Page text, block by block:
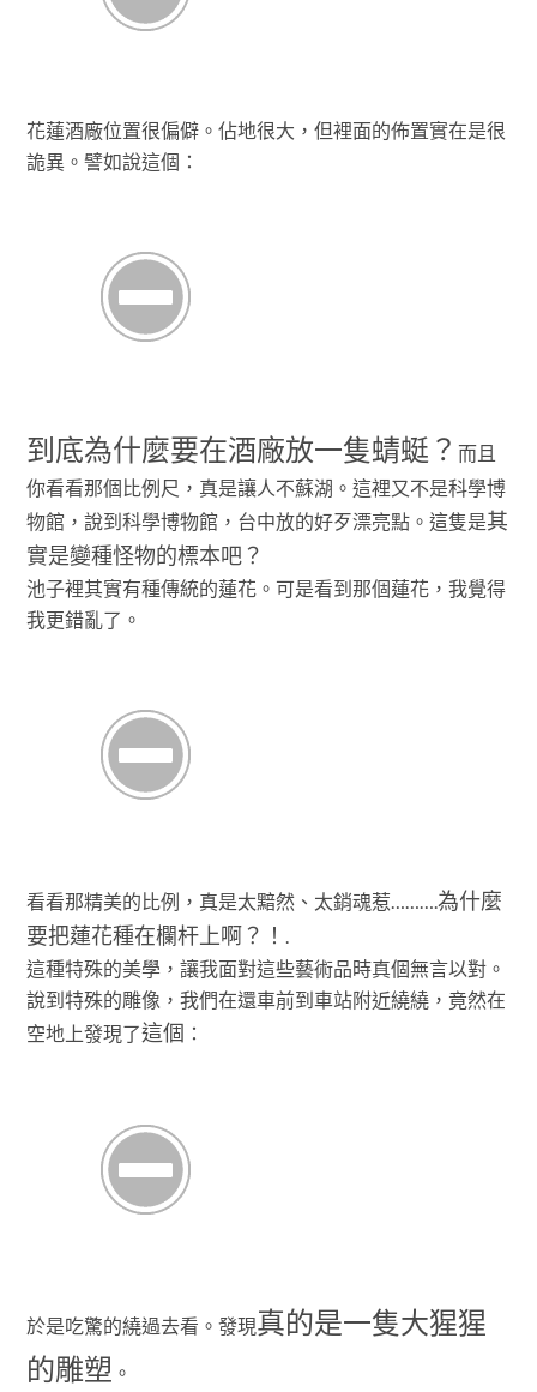
花蓮酒廠位置很偏僻。佔地很大，但裡面的佈置實在是很
詭異。譬如說這個：
到底為什麼要在酒廠放一隻蜻蜓？ 而且
你看看那個比例尺，真是讓人不蘇湖。這裡又不是科學博
物館，說到科學博物館，台中放的好歹漂亮點。這隻是其
實是變種怪物的標本吧？
池子裡其實有種傳統的蓮花。可是看到那個蓮花，我覺得
我更錯亂了。
看看那精美的比例，真是太黯然、太銷魂惹……….為什麼
要把蓮花種在欄杆上啊？！ .
這種特殊的美學，讓我面對這些藝術品時真個無言以對。
說到特殊的雕像，我們在還車前到車站附近繞繞，竟然在
空地上發現了這個 ：
於是吃驚的繞過去看。發現真的是一隻大猩猩
的雕塑 。